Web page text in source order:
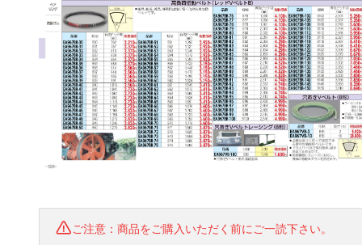
ご注意：商品をご購入いただく前にご一読下さい。